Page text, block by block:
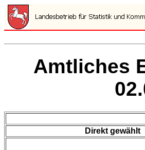
Amtliches
Direkt gewählt